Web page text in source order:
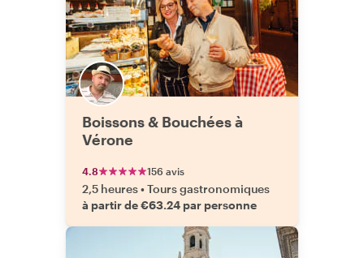
Boissons & Bouchées à
Vérone
4.8 156 avis
2,5 heures•Tours gastronomiques
à partir de €63.24 par personne